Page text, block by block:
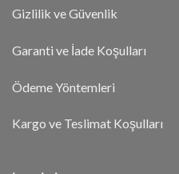
Gizlilik ve Güvenlik
Garanti ve İade Koşulları
Ödeme Yöntemleri
Kargo ve Teslimat Koşulları